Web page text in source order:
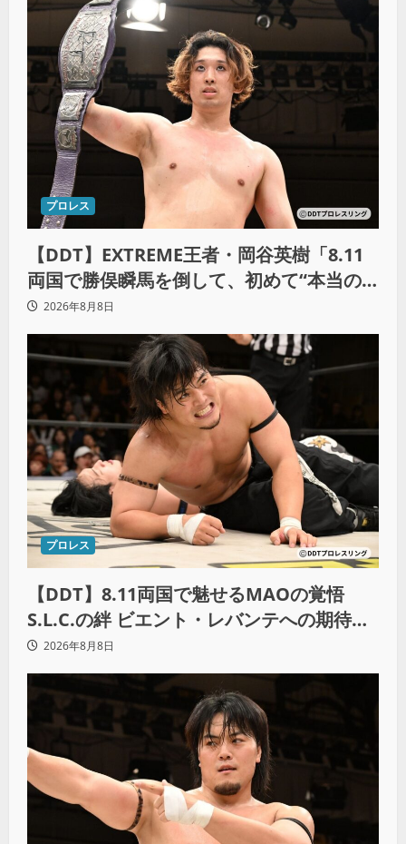
プロレス
【DDT】EXTREME王者・岡谷英樹「8.11
両国で勝俣瞬馬を倒して、初めて“本当の
王者”になれる」
2026年8月8日
プロレス
【DDT】8.11両国で魅せるMAOの覚悟
S.L.C.の絆 ビエント・レバンテへの期待
「見逃し三振は許さない」
2026年8月8日